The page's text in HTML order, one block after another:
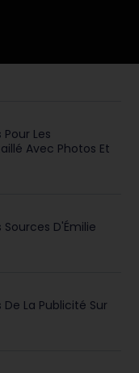
Les
Avec Photos Et
D'Émilie
La Publicité Sur